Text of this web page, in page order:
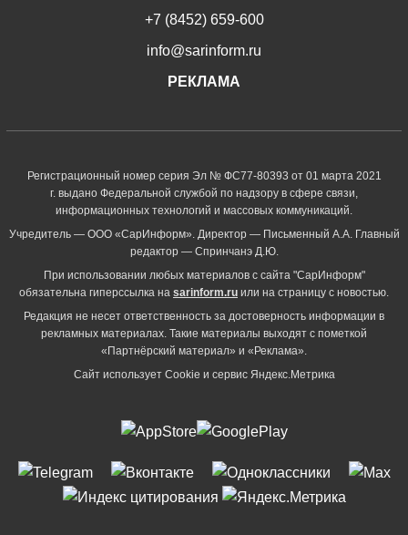
+7 (8452) 659-600
info@sarinform.ru
РЕКЛАМА
Регистрационный номер серия Эл № ФС77-80393 от 01 марта 2021
г. выдано Федеральной службой по надзору в сфере связи,
информационных технологий и массовых коммуникаций.
Учредитель — ООО «СарИнформ». Директор — Письменный А.А. Главный
редактор — Спринчанэ Д.Ю.
При использовании любых материалов с сайта "СарИнформ"
обязательна гиперссылка на sarinform.ru или на страницу с новостью.
Редакция не несет ответственность за достоверность информации в
рекламных материалах. Такие материалы выходят с пометкой
«Партнёрский материал» и «Реклама».
Сайт использует Cookie и сервиc Яндекс.Метрика